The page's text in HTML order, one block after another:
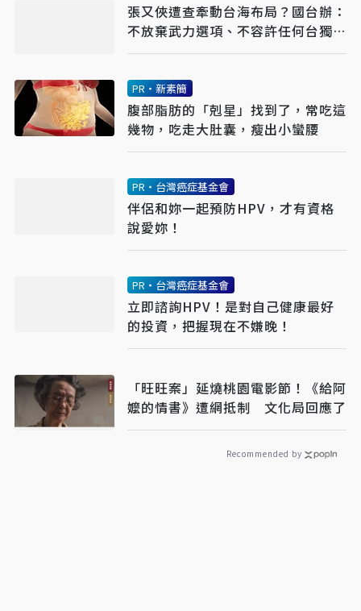
張又俠遭查牽動台海布局？國台辦：
不放棄武力選項、不容許任何台獨空
間
PR・新素簡
腹部脂肪的「剋星」找到了，常吃這
幾物，吃走大肚囊，瘦出小蠻腰
PR・台灣癌症基金會
伴侶和妳一起預防HPV，才有資格
說愛妳！
PR・台灣癌症基金會
立即諮詢HPV！是對自己健康最好
的投資，把握現在不嫌晚！
「旺旺案」延燒桃園電影節！《給阿
嬤的情書》遭網抵制 文化局回應了
Recommended by